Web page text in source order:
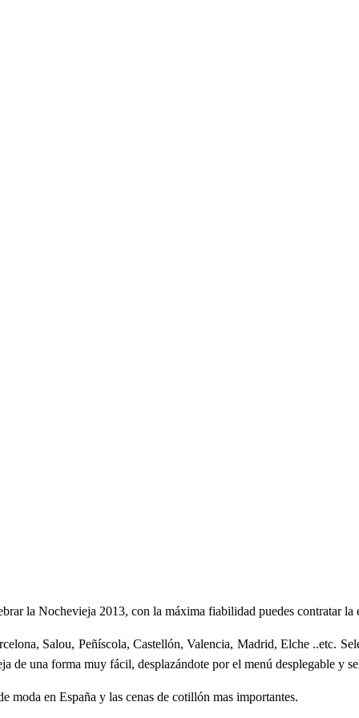
la Nochevieja 2013, con la máxima fiabilidad puedes contratar la
Salou, Peñíscola, Castellón, Valencia, Madrid, Elche ..etc.
de una forma muy fácil, desplazándote por el menú desplegable y
moda en España y las cenas de cotillón mas importantes.